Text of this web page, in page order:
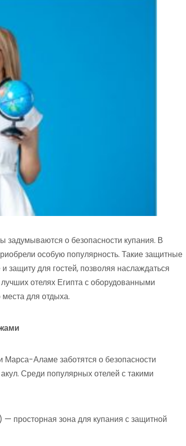
задумываются о безопасности купания. В
особую популярность. Такие защитные
защиту для гостей, позволяя наслаждаться
отелях Египта с оборудованными
для отдыха.
Аламе заботятся о безопасности
Среди популярных отелей с такими
зона для купания с защитной